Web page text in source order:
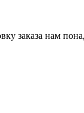
заказа нам